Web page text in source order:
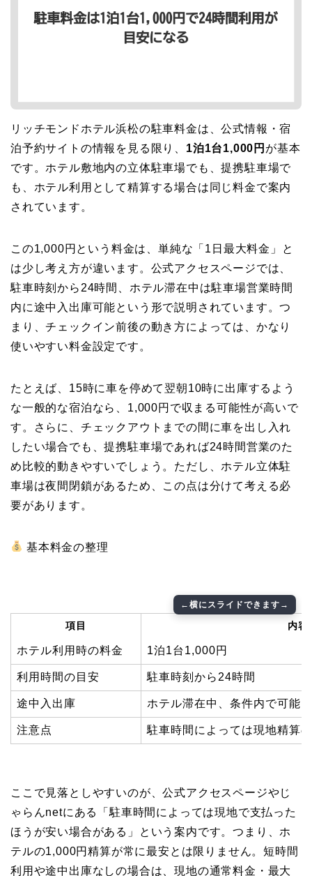
リッチモンドホテル浜松の駐車料金は、公式情報・宿
泊予約サイトの情報を見る限り、 1泊1台1,000円 が基本
です。ホテル敷地内の立体駐車場でも、提携駐車場で
も、ホテル利用として精算する場合は同じ料金で案内
されています。
この1,000円という料金は、単純な「1日最大料金」と
は少し考え方が違います。公式アクセスページでは、
駐車時刻から24時間、ホテル滞在中は駐車場営業時間
内に途中入出庫可能という形で説明されています。つ
まり、チェックイン前後の動き方によっては、かなり
使いやすい料金設定です。
たとえば、15時に車を停めて翌朝10時に出庫するよう
な一般的な宿泊なら、1,000円で収まる可能性が高いで
す。さらに、チェックアウトまでの間に車を出し入れ
したい場合でも、提携駐車場であれば24時間営業のた
め比較的動きやすいでしょう。ただし、ホテル立体駐
車場は夜間閉鎖があるため、この点は分けて考える必
要があります。
基本料金の整理
項目 内容
ホテル利用時の料金 1泊1台1,000円
利用時間の目安 駐車時刻から24時間
途中入出庫 ホテル滞在中、条件内で可能
注意点 駐車時間によっては現地精算
ここで見落としやすいのが、公式アクセスページやじ
ゃらんnetにある「駐車時間によっては現地で支払った
ほうが安い場合がある」という案内です。つまり、ホ
テルの1,000円精算が常に最安とは限りません。短時間
利用や途中出庫なしの場合は、現地の通常料金・最大